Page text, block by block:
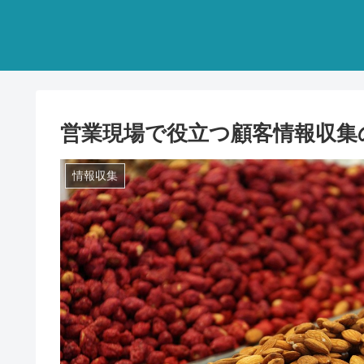
営業現場で役立つ顧客情報収
情報収集